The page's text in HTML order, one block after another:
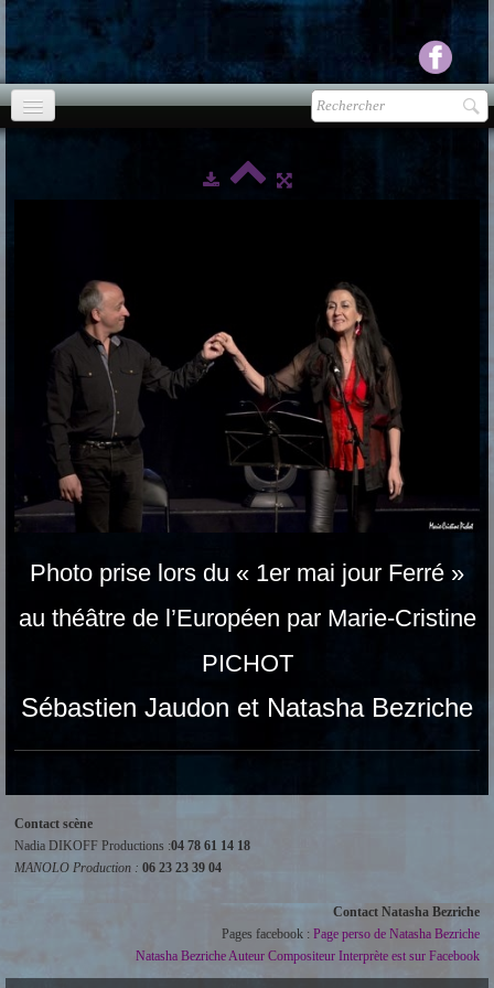
Ecouter Voir▼
vente CD
Photos
Espace pro▼
Contact & liens
Photo prise lors du « 1er mai jour Ferré »
au théâtre de l’Européen par Marie-Cristine
PICHOT
Sébastien Jaudon et Natasha Bezriche
Contact scène
Nadia DIKOFF Productions :04 78 61 14 18
MANOLO Production : 06 23 23 39 04
Contact Natasha Bezriche
Pages facebook : Page perso de Natasha Bezriche
Natasha Bezriche Auteur Compositeur Interprète est sur Facebook